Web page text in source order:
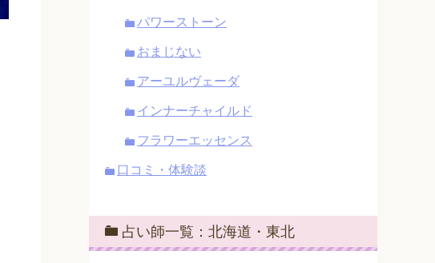
パワーストーン
おまじない
アーユルヴェーダ
インナーチャイルド
フラワーエッセンス
口コミ・体験談
占い師一覧：北海道・東北